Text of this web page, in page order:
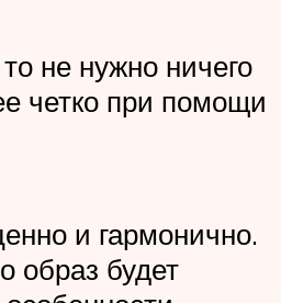
не нужно ничего
четко при помощи
и гармонично.
образ будет